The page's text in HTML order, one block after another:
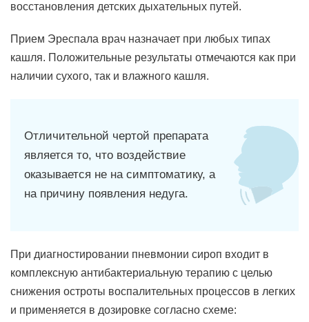
восстановления детских дыхательных путей.
Прием Эреспала врач назначает при любых типах
кашля. Положительные результаты отмечаются как при
наличии сухого, так и влажного кашля.
Отличительной чертой препарата
является то, что воздействие
оказывается не на симптоматику, а
на причину появления недуга.
При диагностировании пневмонии сироп входит в
комплексную антибактериальную терапию с целью
снижения остроты воспалительных процессов в легких
и применяется в дозировке согласно схеме: